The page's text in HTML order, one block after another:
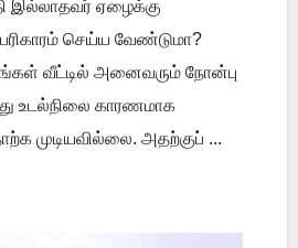
இல்லாதவர் ஏழைக்கு
செய்ய வேண்டுமா?
வீட்டில் அனைவரும் நோன்பு
உடல்நிலை காரணமாக
முடியவில்லை. அதற்குப் ...